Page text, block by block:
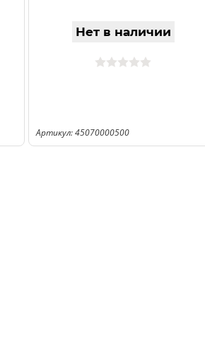
Нет в наличии
Артикул: 45070000500